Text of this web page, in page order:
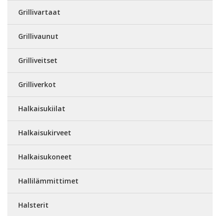
Grillivartaat
Grillivaunut
Grilliveitset
Grilliverkot
Halkaisukiilat
Halkaisukirveet
Halkaisukoneet
Hallilämmittimet
Halsterit